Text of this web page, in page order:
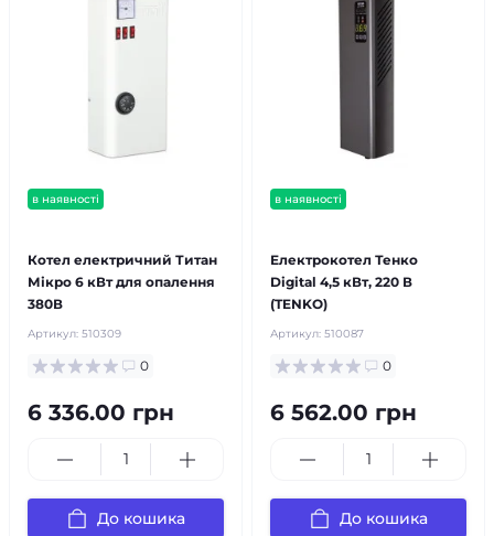
в наявності
Котел електричний Титан
Мікро 6 кВт для опалення
380В
Артикул: 510309
0
6 336.00 грн
До кошика
в наявності
Електрокотел Тенко
Digital 4,5 кВт, 220 В
(TENKO)
Артикул: 510087
0
6 562.00 грн
До кошика